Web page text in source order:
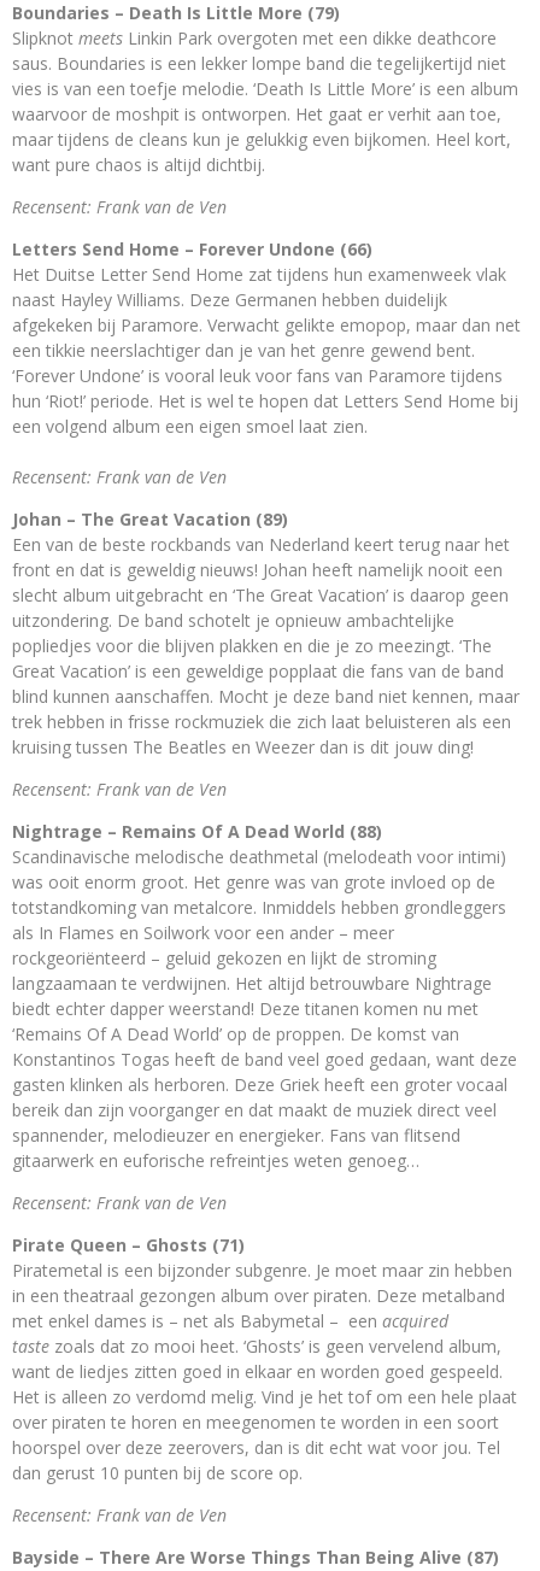
Boundaries – Death Is Little More (79)
Slipknot meets Linkin Park overgoten met een dikke deathcore
saus. Boundaries is een lekker lompe band die tegelijkertijd niet
vies is van een toefje melodie. ‘Death Is Little More’ is een album
waarvoor de moshpit is ontworpen. Het gaat er verhit aan toe,
maar tijdens de cleans kun je gelukkig even bijkomen. Heel kort,
want pure chaos is altijd dichtbij.
Recensent: Frank van de Ven
Letters Send Home – Forever Undone (66)
Het Duitse Letter Send Home zat tijdens hun examenweek vlak
naast Hayley Williams. Deze Germanen hebben duidelijk
afgekeken bij Paramore. Verwacht gelikte emopop, maar dan net
een tikkie neerslachtiger dan je van het genre gewend bent.
‘Forever Undone’ is vooral leuk voor fans van Paramore tijdens
hun ‘Riot!’ periode. Het is wel te hopen dat Letters Send Home bij
een volgend album een eigen smoel laat zien.
Recensent: Frank van de Ven
Johan – The Great Vacation (89)
Een van de beste rockbands van Nederland keert terug naar het
front en dat is geweldig nieuws! Johan heeft namelijk nooit een
slecht album uitgebracht en ‘The Great Vacation’ is daarop geen
uitzondering. De band schotelt je opnieuw ambachtelijke
popliedjes voor die blijven plakken en die je zo meezingt. ‘The
Great Vacation’ is een geweldige popplaat die fans van de band
blind kunnen aanschaffen. Mocht je deze band niet kennen, maar
trek hebben in frisse rockmuziek die zich laat beluisteren als een
kruising tussen The Beatles en Weezer dan is dit jouw ding!
Recensent: Frank van de Ven
Nightrage – Remains Of A Dead World (88)
Scandinavische melodische deathmetal (melodeath voor intimi)
was ooit enorm groot. Het genre was van grote invloed op de
totstandkoming van metalcore. Inmiddels hebben grondleggers
als In Flames en Soilwork voor een ander – meer
rockgeoriënteerd – geluid gekozen en lijkt de stroming
langzaamaan te verdwijnen. Het altijd betrouwbare Nightrage
biedt echter dapper weerstand! Deze titanen komen nu met
‘Remains Of A Dead World’ op de proppen. De komst van
Konstantinos Togas heeft de band veel goed gedaan, want deze
gasten klinken als herboren. Deze Griek heeft een groter vocaal
bereik dan zijn voorganger en dat maakt de muziek direct veel
spannender, melodieuzer en energieker. Fans van flitsend
gitaarwerk en euforische refreintjes weten genoeg…
Recensent: Frank van de Ven
Pirate Queen – Ghosts (71)
Piratemetal is een bijzonder subgenre. Je moet maar zin hebben
in een theatraal gezongen album over piraten. Deze metalband
met enkel dames is – net als Babymetal – een acquired
taste zoals dat zo mooi heet. ‘Ghosts’ is geen vervelend album,
want de liedjes zitten goed in elkaar en worden goed gespeeld.
Het is alleen zo verdomd melig. Vind je het tof om een hele plaat
over piraten te horen en meegenomen te worden in een soort
hoorspel over deze zeerovers, dan is dit echt wat voor jou. Tel
dan gerust 10 punten bij de score op.
Recensent: Frank van de Ven
Bayside – There Are Worse Things Than Being Alive (87)